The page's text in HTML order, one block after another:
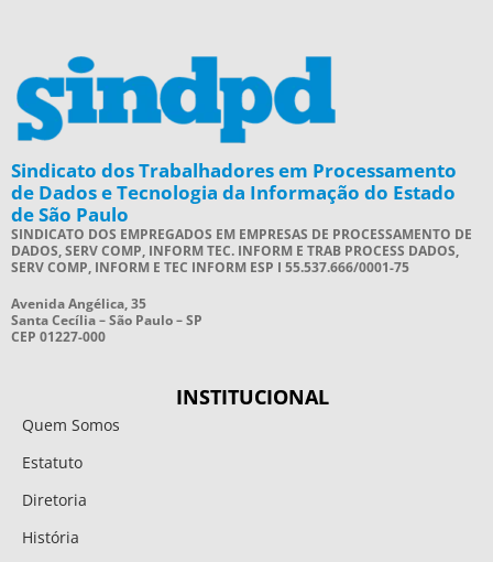
Sindicato dos Trabalhadores em Processamento
de Dados e Tecnologia da Informação do Estado
de São Paulo
SINDICATO DOS EMPREGADOS EM EMPRESAS DE PROCESSAMENTO DE
DADOS, SERV COMP, INFORM TEC. INFORM E TRAB PROCESS DADOS,
SERV COMP, INFORM E TEC INFORM ESP I 55.537.666/0001-75
Avenida Angélica, 35
Santa Cecília – São Paulo – SP
CEP 01227-000
INSTITUCIONAL
Quem Somos
Estatuto
Diretoria
História